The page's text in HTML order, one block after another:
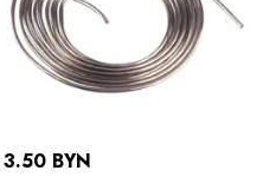
3.50 BYN